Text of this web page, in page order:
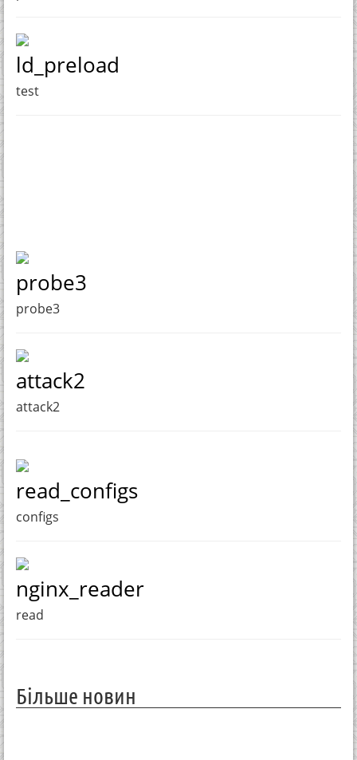
ld_preload
test
probe3
probe3
attack2
attack2
read_configs
configs
nginx_reader
read
Більше новин